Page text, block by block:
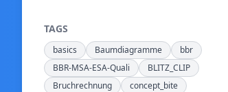
TAGS
basics Baumdiagramme
bbr
BBR-MSA-ESA-Quali
BLITZ_CLIP
Bruchrechnung
concept_bite